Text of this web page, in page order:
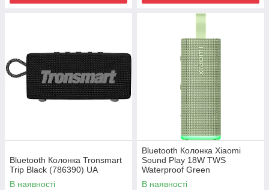
Bluetooth Колонка Tronsmart
Trip Black (786390) UA
В наявності
Bluetooth Колонка Xiaomi
Sound Play 18W TWS
Waterproof Green
(QBH4433GL) UA
В наявності